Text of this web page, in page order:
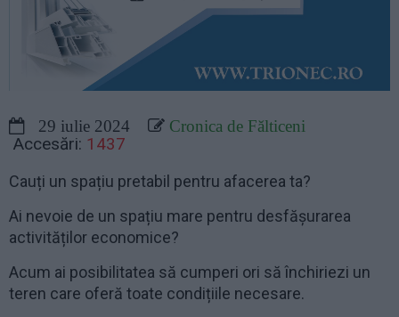
29 iulie 2024 Cronica de Fălticeni
Accesări: 1437
Cauți un spațiu pretabil pentru afacerea ta?
Ai nevoie de un spațiu mare pentru desfășurarea
activităților economice?
Acum ai posibilitatea să cumperi ori să închiriezi un
teren care oferă toate condițiile necesare.